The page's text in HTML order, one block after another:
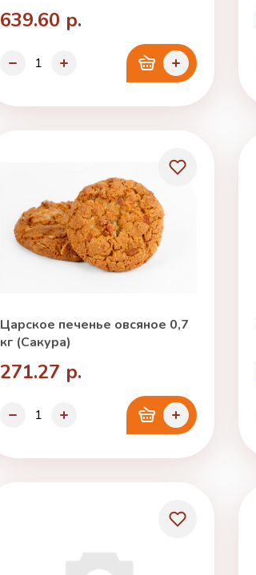
639.60 р.
Царское печенье овсяное 0,7
кг (Сакура)
271.27 р.